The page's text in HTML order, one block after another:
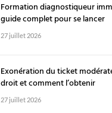
Formation diagnostiqueur
guide complet pour se lancer
27 juillet 2026
Exonération du ticket
droit et comment l’obtenir
27 juillet 2026